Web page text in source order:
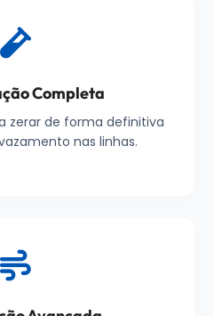
Completa
zerar de forma definitiva
nas linhas.